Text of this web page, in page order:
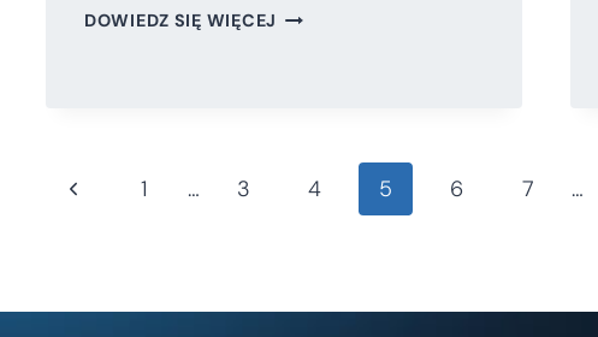
DOWIEDZ SIĘ WIĘCEJ SPOTKANIE
SIEDZIBIE
INSTYTUTU
Nawigacja
Poprzednia
1 … 3 4 5 6 7 …